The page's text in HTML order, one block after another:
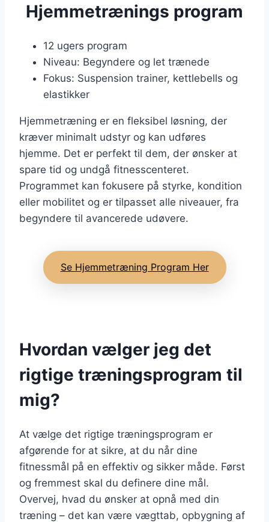
Hjemmetrænings program
12 ugers program
Niveau: Begyndere og let trænede
Fokus: Suspension trainer, kettlebells og
elastikker
Hjemmetræning er en fleksibel løsning, der
kræver minimalt udstyr og kan udføres
hjemme. Det er perfekt til dem, der ønsker at
spare tid og undgå fitnesscenteret.
Programmet kan fokusere på styrke, kondition
eller mobilitet og er tilpasset alle niveauer, fra
begyndere til avancerede udøvere.
Se Hjemmetræning Program Her
Hvordan vælger jeg det
rigtige træningsprogram til
mig?
At vælge det rigtige træningsprogram er
afgørende for at sikre, at du når dine
fitnessmål på en effektiv og sikker måde. Først
og fremmest skal du definere dine mål.
Overvej, hvad du ønsker at opnå med din
træning – det kan være vægttab, opbygning af